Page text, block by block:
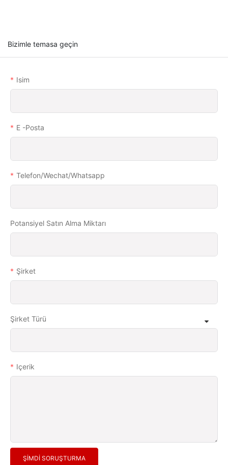
Bizimle temasa geçin
Isim
E -posta
Telefon/wechat/whatsapp
Potansiyel Satın Alma Miktarı
Şirket
Şirket Türü
Içerik
ŞIMDI SORUŞTURMA